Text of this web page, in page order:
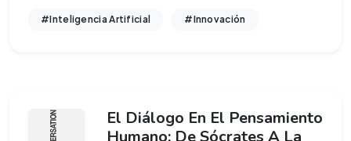
#Inteligencia Artificial #Innovación
El Diálogo En El Pensamiento
Humano: De Sócrates A La